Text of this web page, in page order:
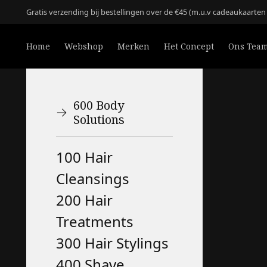
Gratis verzending bij bestellingen over de €45 (m.u.v
Home Webshop Merken Het Concept Ons
600 Body
Solutions
100 Hair
Cleansings
200 Hair
Treatments
300 Hair Stylings